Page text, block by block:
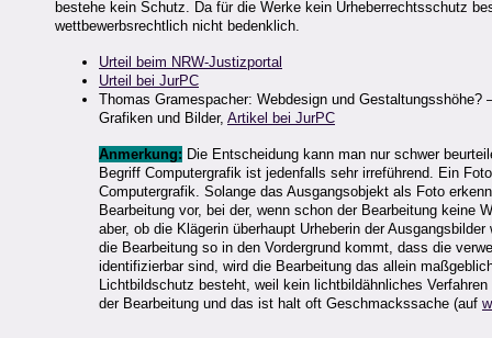
bestehe kein Schutz. Da für die Werke kein Urheberrechtsschutz
wettbewerbsrechtlich nicht bedenklich.
Urteil beim NRW-Justizportal
Urteil bei JurPC
Thomas Gramespacher: Webdesign und
Grafiken und Bilder, Artikel bei JurPC
Anmerkung: Die Entscheidung kann man nur schwer
Begriff Computergrafik ist jedenfalls sehr irreführend. Ein
Computergrafik. Solange das Ausgangsobjekt als Foto
Bearbeitung vor, bei der, wenn schon der Bearbeitung
aber, ob die Klägerin überhaupt Urheberin der
die Bearbeitung so in den Vordergrund kommt, dass die
identifizierbar sind, wird die Bearbeitung das allein
Lichtbildschutz besteht, weil kein lichtbildähnliches
der Bearbeitung und das ist halt oft Geschmackssache (auf